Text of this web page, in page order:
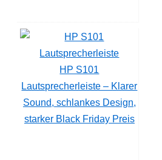
HP S101
Lautsprecherleiste – Klarer
Sound, schlankes Design,
starker Black Friday Preis